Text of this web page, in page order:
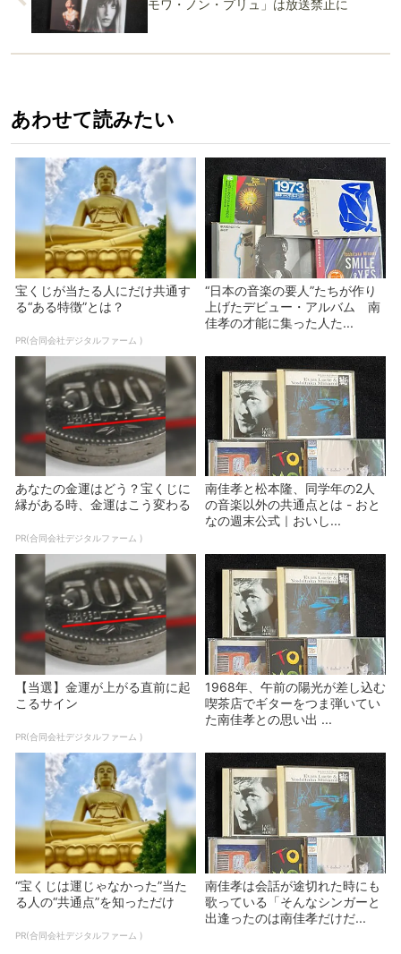
モワ・ノン・プリュ」は放送禁止に
あわせて読みたい
宝くじが当たる人にだけ共通す
る“ある特徴”とは？
PR(合同会社デジタルファーム )
“日本の音楽の要人”たちが作り
上げたデビュー・アルバム 南
佳孝の才能に集った人た...
あなたの金運はどう？宝くじに
縁がある時、金運はこう変わる
PR(合同会社デジタルファーム )
南佳孝と松本隆、同学年の2人
の音楽以外の共通点とは - おと
なの週末公式｜おいし...
【当選】金運が上がる直前に起
こるサイン
PR(合同会社デジタルファーム )
1968年、午前の陽光が差し込む
喫茶店でギターをつま弾いてい
た南佳孝との思い出 ...
“宝くじは運じゃなかった”当た
る人の“共通点”を知っただけ
PR(合同会社デジタルファーム )
南佳孝は会話が途切れた時にも
歌っている「そんなシンガーと
出逢ったのは南佳孝だけだ...